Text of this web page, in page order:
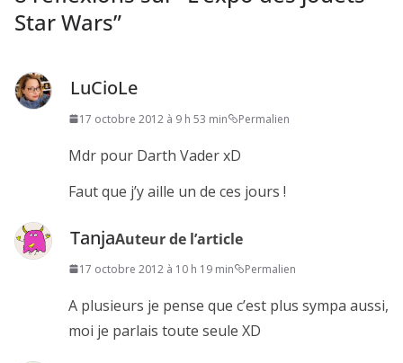
Star Wars”
LuCioLe
17 octobre 2012 à 9 h 53 min Permalien
Mdr pour Darth Vader xD
Faut que j’y aille un de ces jours !
TanjaAuteur de l’article
17 octobre 2012 à 10 h 19 min Permalien
A plusieurs je pense que c’est plus sympa aussi,
moi je parlais toute seule XD